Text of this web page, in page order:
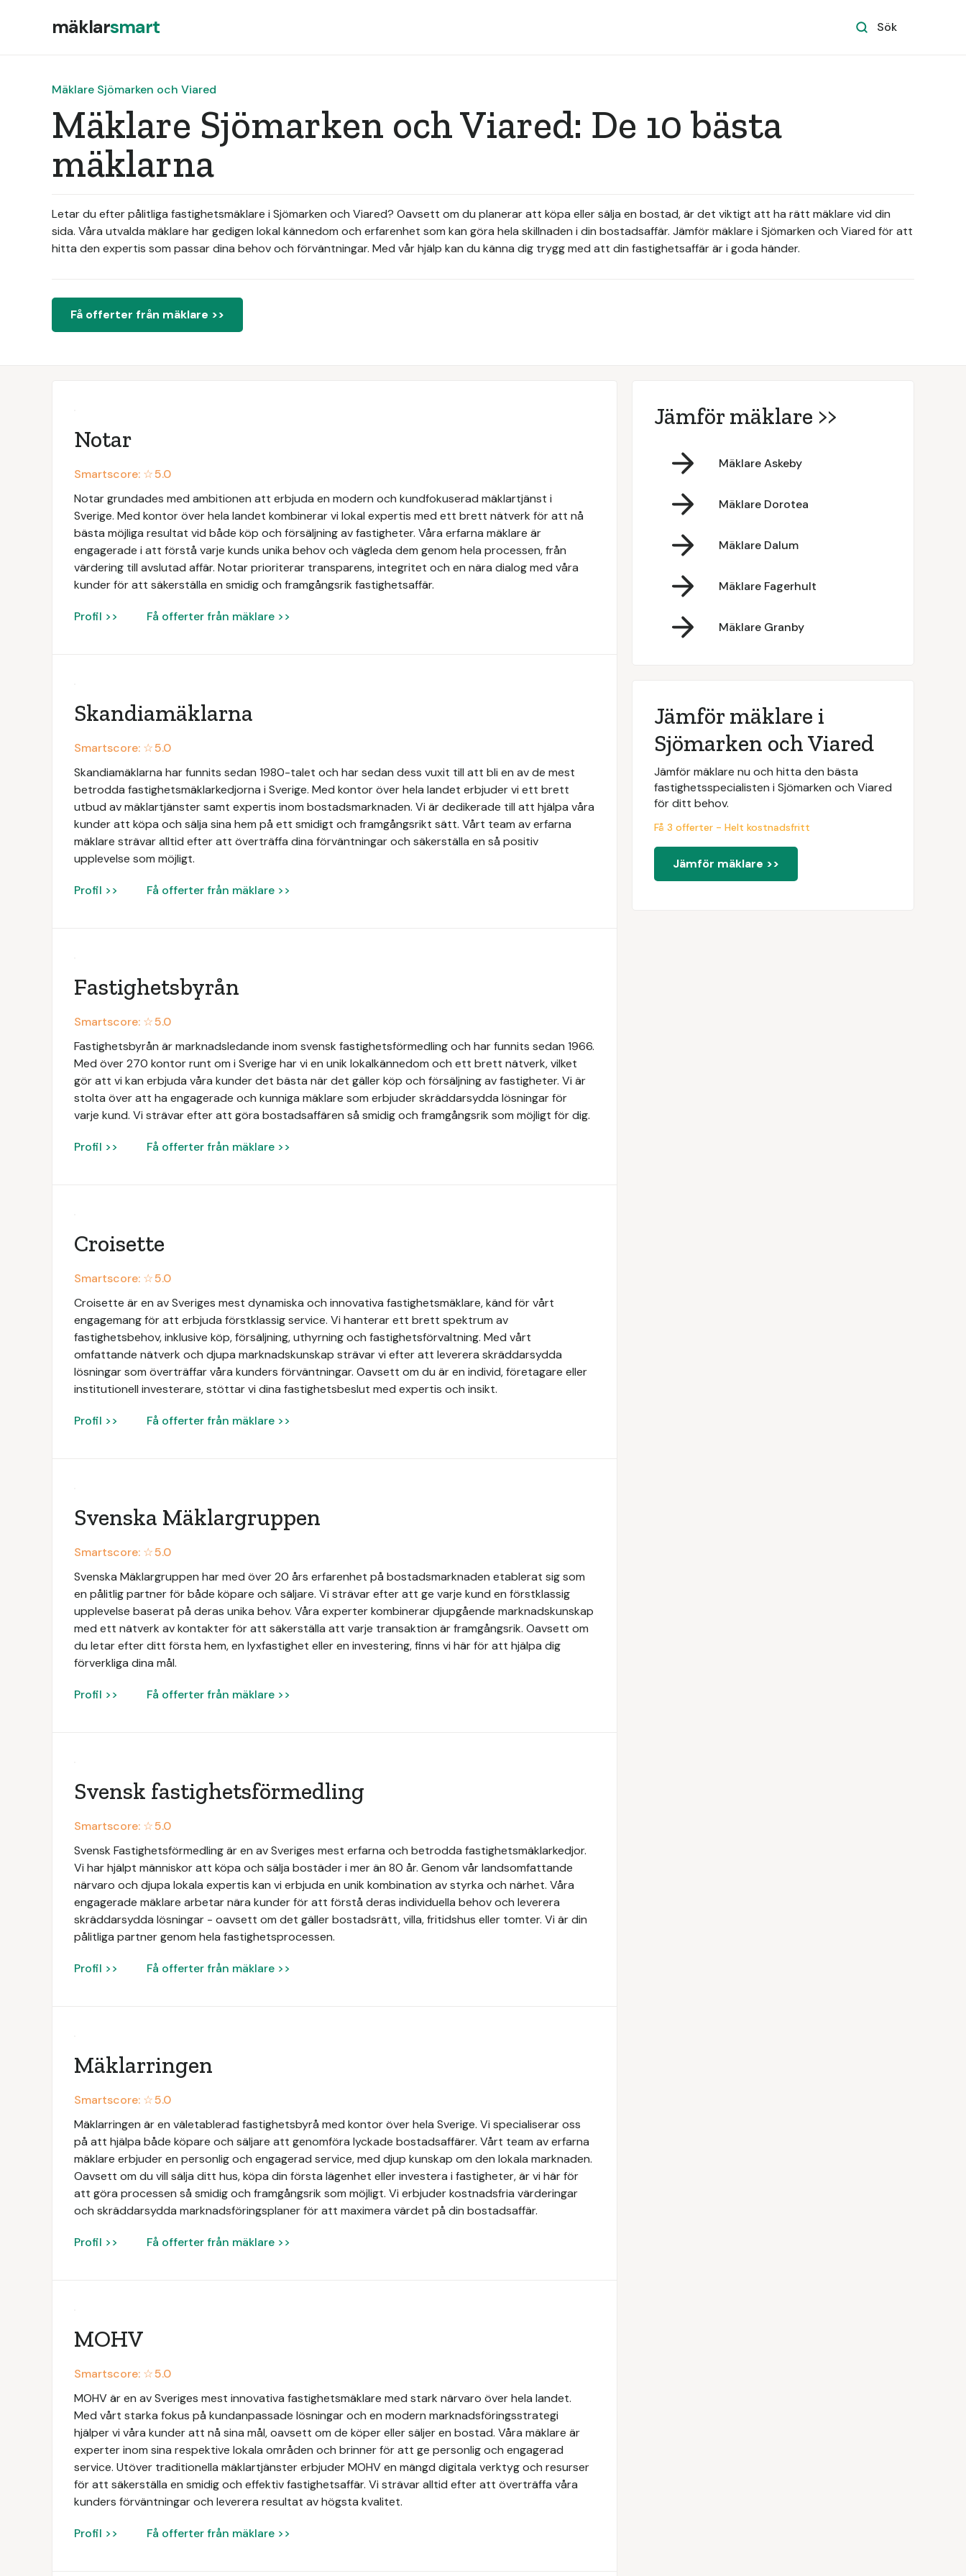
mäklarsmart Sök
Mäklare Sjömarken och Viared
Mäklare Sjömarken och Viared: De 10 bästa
mäklarna
Letar du efter pålitliga fastighetsmäklare i Sjömarken och Viared? Oavsett om du planerar att köpa eller sälja en bostad, är det viktigt att ha rätt mäklare vid din
sida. Våra utvalda mäklare har gedigen lokal kännedom och erfarenhet som kan göra hela skillnaden i din bostadsaffär. Jämför mäklare i Sjömarken och Viared för att
hitta den expertis som passar dina behov och förväntningar. Med vår hjälp kan du känna dig trygg med att din fastighetsaffär är i goda händer.
Få offerter från mäklare >>
Notar
Smartscore: ☆5.0
Notar grundades med ambitionen att erbjuda en modern och kundfokuserad mäklartjänst i
Sverige. Med kontor över hela landet kombinerar vi lokal expertis med ett brett nätverk för att nå
bästa möjliga resultat vid både köp och försäljning av fastigheter. Våra erfarna mäklare är
engagerade i att förstå varje kunds unika behov och vägleda dem genom hela processen, från
värdering till avslutad affär. Notar prioriterar transparens, integritet och en nära dialog med våra
kunder för att säkerställa en smidig och framgångsrik fastighetsaffär.
Profil >> Få offerter från mäklare >>
Skandiamäklarna
Smartscore: ☆5.0
Skandiamäklarna har funnits sedan 1980-talet och har sedan dess vuxit till att bli en av de mest
betrodda fastighetsmäklarkedjorna i Sverige. Med kontor över hela landet erbjuder vi ett brett
utbud av mäklartjänster samt expertis inom bostadsmarknaden. Vi är dedikerade till att hjälpa våra
kunder att köpa och sälja sina hem på ett smidigt och framgångsrikt sätt. Vårt team av erfarna
mäklare strävar alltid efter att överträffa dina förväntningar och säkerställa en så positiv
upplevelse som möjligt.
Profil >> Få offerter från mäklare >>
Fastighetsbyrån
Smartscore: ☆5.0
Fastighetsbyrån är marknadsledande inom svensk fastighetsförmedling och har funnits sedan 1966.
Med över 270 kontor runt om i Sverige har vi en unik lokalkännedom och ett brett nätverk, vilket
gör att vi kan erbjuda våra kunder det bästa när det gäller köp och försäljning av fastigheter. Vi är
stolta över att ha engagerade och kunniga mäklare som erbjuder skräddarsydda lösningar för
varje kund. Vi strävar efter att göra bostadsaffären så smidig och framgångsrik som möjligt för dig.
Profil >> Få offerter från mäklare >>
Croisette
Smartscore: ☆5.0
Croisette är en av Sveriges mest dynamiska och innovativa fastighetsmäklare, känd för vårt
engagemang för att erbjuda förstklassig service. Vi hanterar ett brett spektrum av
fastighetsbehov, inklusive köp, försäljning, uthyrning och fastighetsförvaltning. Med vårt
omfattande nätverk och djupa marknadskunskap strävar vi efter att leverera skräddarsydda
lösningar som överträffar våra kunders förväntningar. Oavsett om du är en individ, företagare eller
institutionell investerare, stöttar vi dina fastighetsbeslut med expertis och insikt.
Profil >> Få offerter från mäklare >>
Svenska Mäklargruppen
Smartscore: ☆5.0
Svenska Mäklargruppen har med över 20 års erfarenhet på bostadsmarknaden etablerat sig som
en pålitlig partner för både köpare och säljare. Vi strävar efter att ge varje kund en förstklassig
upplevelse baserat på deras unika behov. Våra experter kombinerar djupgående marknadskunskap
med ett nätverk av kontakter för att säkerställa att varje transaktion är framgångsrik. Oavsett om
du letar efter ditt första hem, en lyxfastighet eller en investering, finns vi här för att hjälpa dig
förverkliga dina mål.
Profil >> Få offerter från mäklare >>
Svensk fastighetsförmedling
Smartscore: ☆5.0
Svensk Fastighetsförmedling är en av Sveriges mest erfarna och betrodda fastighetsmäklarkedjor.
Vi har hjälpt människor att köpa och sälja bostäder i mer än 80 år. Genom vår landsomfattande
närvaro och djupa lokala expertis kan vi erbjuda en unik kombination av styrka och närhet. Våra
engagerade mäklare arbetar nära kunder för att förstå deras individuella behov och leverera
skräddarsydda lösningar - oavsett om det gäller bostadsrätt, villa, fritidshus eller tomter. Vi är din
pålitliga partner genom hela fastighetsprocessen.
Profil >> Få offerter från mäklare >>
Mäklarringen
Smartscore: ☆5.0
Mäklarringen är en väletablerad fastighetsbyrå med kontor över hela Sverige. Vi specialiserar oss
på att hjälpa både köpare och säljare att genomföra lyckade bostadsaffärer. Vårt team av erfarna
mäklare erbjuder en personlig och engagerad service, med djup kunskap om den lokala marknaden.
Oavsett om du vill sälja ditt hus, köpa din första lägenhet eller investera i fastigheter, är vi här för
att göra processen så smidig och framgångsrik som möjligt. Vi erbjuder kostnadsfria värderingar
och skräddarsydda marknadsföringsplaner för att maximera värdet på din bostadsaffär.
Profil >> Få offerter från mäklare >>
MOHV
Smartscore: ☆5.0
MOHV är en av Sveriges mest innovativa fastighetsmäklare med stark närvaro över hela landet.
Med vårt starka fokus på kundanpassade lösningar och en modern marknadsföringsstrategi
hjälper vi våra kunder att nå sina mål, oavsett om de köper eller säljer en bostad. Våra mäklare är
experter inom sina respektive lokala områden och brinner för att ge personlig och engagerad
service. Utöver traditionella mäklartjänster erbjuder MOHV en mängd digitala verktyg och resurser
för att säkerställa en smidig och effektiv fastighetsaffär. Vi strävar alltid efter att överträffa våra
kunders förväntningar och leverera resultat av högsta kvalitet.
Profil >> Få offerter från mäklare >>
Jämför mäklare >>
Mäklare Askeby
Mäklare Dorotea
Mäklare Dalum
Mäklare Fagerhult
Mäklare Granby
Jämför mäklare i
Sjömarken och Viared
Jämför mäklare nu och hitta den bästa
fastighetsspecialisten i Sjömarken och Viared
för ditt behov.
Få 3 offerter - Helt kostnadsfritt
Jämför mäklare >>